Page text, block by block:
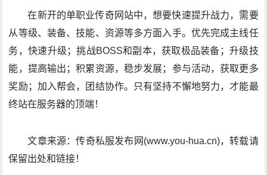
在新开的单职业传奇网站中，想要快速提升战力，需要
从等级、装备、技能、资源等多方面入手。优先完成主线任
务，快速升级；挑战BOSS和副本，获取极品装备；升级技
能，提高输出；积累资源，稳步发展；参与活动，获取更多
奖励；加入帮会，团结协作。只有坚持不懈地努力，才能最
终站在服务器的顶端！
文章来源：传奇私服发布网(www.you-hua.cn)，转载请
保留出处和链接！